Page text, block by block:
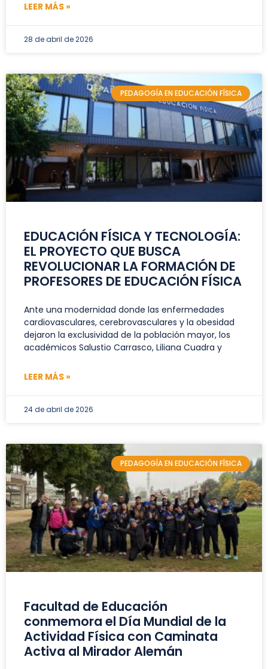
LEER MÁS »
28 de abril de 2026
PEDAGOGÍA EN EDUCACIÓN FÍSICA
EDUCACIÓN FÍSICA Y TECNOLOGÍA:
EL PROYECTO QUE BUSCA
REVOLUCIONAR LA FORMACIÓN DE
PROFESORES DE EDUCACIÓN FÍSICA
Ante una modernidad donde las enfermedades
cardiovasculares, cerebrovasculares y la obesidad
dejaron la exclusividad de la población mayor, los
académicos Salustio Carrasco, Liliana Cuadra y
LEER MÁS »
24 de abril de 2026
PEDAGOGÍA EN EDUCACIÓN FÍSICA
Facultad de Educación
conmemora el Día Mundial de la
Actividad Física con Caminata
Activa al Mirador Alemán